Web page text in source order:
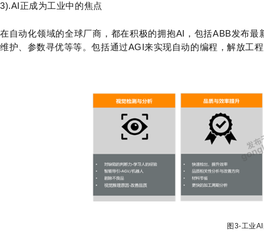
3).AI正成为工业中的焦点
在自动化领域的全球厂商，都在积极的拥抱AI，包括ABB发布
维护、参数寻优等等。包括通过AGI来实现自动的编程，解放工
图3-工业